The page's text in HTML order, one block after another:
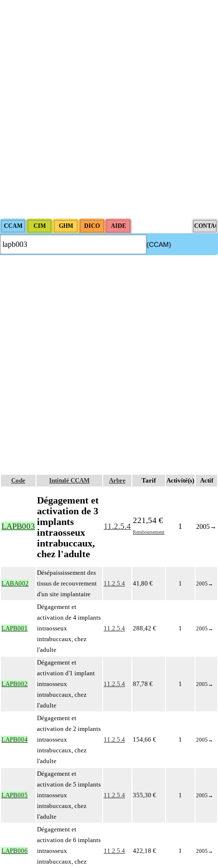
(CCAM)
Code Intitulé CCAM Arbre Tarif Activité(s) Actif
LAPB003
Dégagement et
activation de 3
implants
intraosseux
intrabuccaux,
chez l'adulte
11.2.5.4
221,54 €
Remboursement
1 2005→
LABA002
Désépaississement des
tissus de recouvrement
d'un site implantaire
11.2.5.4 41,80 € 1 2005 →
LAPB001
Dégagement et
activation de 4 implants
intraosseux
intrabuccaux, chez
l'adulte
11.2.5.4 288,42 € 1 2005 →
LAPB002
Dégagement et
activation d'1 implant
intraosseux
intrabuccaux, chez
l'adulte
11.2.5.4 87,78 € 1 2005 →
LAPB004
Dégagement et
activation de 2 implants
intraosseux
intrabuccaux, chez
l'adulte
11.2.5.4 154,66 € 1 2005 →
LAPB005
Dégagement et
activation de 5 implants
intraosseux
intrabuccaux, chez
l'adulte
11.2.5.4 355,30 € 1 2005 →
LAPB006
Dégagement et
activation de 6 implants
intraosseux
intrabuccaux, chez
11.2.5.4 422,18 € 1 2005 →